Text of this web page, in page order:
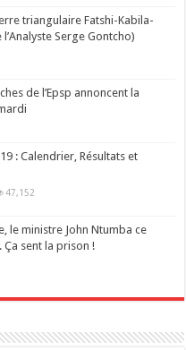
triangulaire Fatshi-Kabila-
Serge Gontcho)
de l’Epsp annoncent la
: Calendrier, Résultats et
47,152
le ministre John Ntumba ce
sent la prison !